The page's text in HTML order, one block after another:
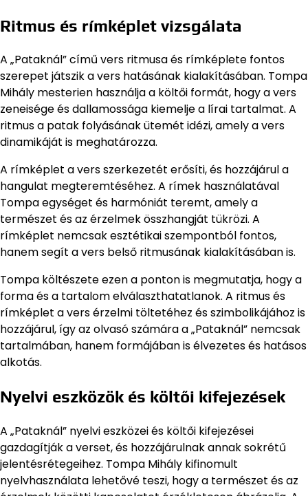
Ritmus és rímképlet vizsgálata
A „Pataknál” című vers ritmusa és rímképlete fontos
szerepet játszik a vers hatásának kialakításában. Tompa
Mihály mesterien használja a költői formát, hogy a vers
zeneisége és dallamossága kiemelje a lírai tartalmat. A
ritmus a patak folyásának ütemét idézi, amely a vers
dinamikáját is meghatározza.
A rímképlet a vers szerkezetét erősíti, és hozzájárul a
hangulat megteremtéséhez. A rímek használatával
Tompa egységet és harmóniát teremt, amely a
természet és az érzelmek összhangját tükrözi. A
rímképlet nemcsak esztétikai szempontból fontos,
hanem segít a vers belső ritmusának kialakításában is.
Tompa költészete ezen a ponton is megmutatja, hogy a
forma és a tartalom elválaszthatatlanok. A ritmus és
rímképlet a vers érzelmi töltetéhez és szimbolikájához is
hozzájárul, így az olvasó számára a „Pataknál” nemcsak
tartalmában, hanem formájában is élvezetes és hatásos
alkotás.
Nyelvi eszközök és költői kifejezések
A „Pataknál” nyelvi eszközei és költői kifejezései
gazdagítják a verset, és hozzájárulnak annak sokrétű
jelentésrétegeihez. Tompa Mihály kifinomult
nyelvhasználata lehetővé teszi, hogy a természet és az